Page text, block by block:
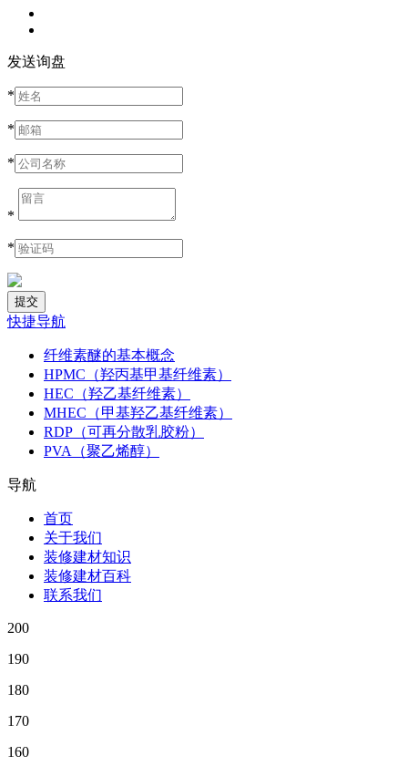
发送询盘
*
*
*
*
*
快捷导航
纤维素醚的基本概念
HPMC（羟丙基甲基纤维素）
HEC（羟乙基纤维素）
MHEC（甲基羟乙基纤维素）
RDP（可再分散乳胶粉）
PVA（聚乙烯醇）
导航
首页
关于我们
装修建材知识
装修建材百科
联系我们
200
190
180
170
160